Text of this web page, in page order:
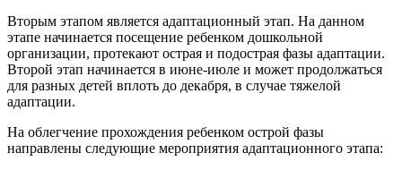
Вторым этапом является адаптационный этап. На данном
этапе начинается посещение ребенком дошкольной
организации, протекают острая и подострая фазы адаптации.
Второй этап начинается в июне-июле и может продолжаться
для разных детей вплоть до декабря, в случае тяжелой
адаптации.
На облегчение прохождения ребенком острой фазы
направлены следующие мероприятия адаптационного этапа: